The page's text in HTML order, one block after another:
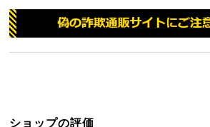
ショップの評価